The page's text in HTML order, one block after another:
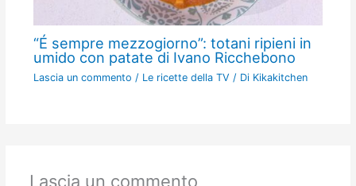
“É sempre mezzogiorno”: totani ripieni in
umido con patate di Ivano Ricchebono
Lascia un commento / Le ricette della TV / Di Kikakitchen
Lascia un commento